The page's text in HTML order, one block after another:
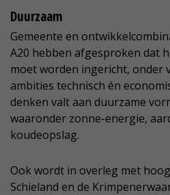
Duurzaam
Gemeente en
A20 hebben afgesproken dat
moet worden ingericht, onder
ambities technisch én
denken valt aan duurzame
waaronder zonne-energie,
koudeopslag.
Ook wordt in overleg met
Schieland en de